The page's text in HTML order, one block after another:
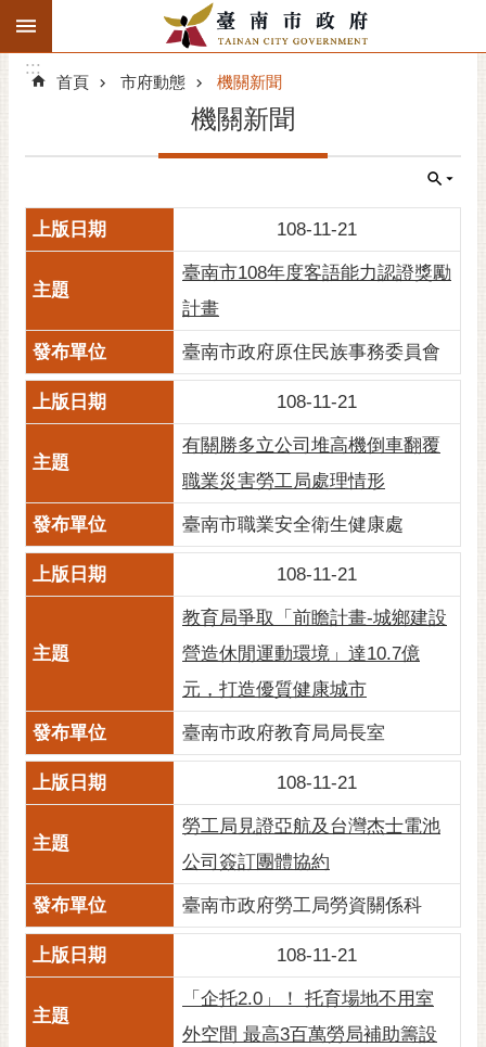
跳到主要內容區塊
搜
階
市府動態
市府團隊
主題服務
市政資訊
市民互動
黃
花
桐
花
站
覽
閱
:::
:::
首頁 市府動態 機關新聞
機關新聞
108-11-21
臺南市108年度客語能力認證獎勵
計畫
臺南市政府原住民族事務委員會
108-11-21
有關勝多立公司堆高機倒車翻覆
職業災害勞工局處理情形
臺南市職業安全衛生健康處
108-11-21
教育局爭取「前瞻計畫-城鄉建設
營造休閒運動環境」達10.7億
元，打造優質健康城市
臺南市政府教育局局長室
108-11-21
勞工局見證亞航及台灣杰士電池
公司簽訂團體協約
臺南市政府勞工局勞資關係科
108-11-21
「企托2.0」！ 托育場地不用室
外空間 最高3百萬勞局補助籌設